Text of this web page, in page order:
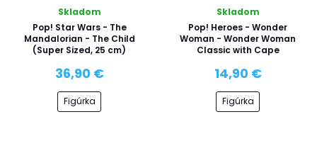
Skladom
Pop! Star Wars - The
Mandalorian - The Child
(Super Sized, 25 cm)
36,90 €
Figúrka
Skladom
Pop! Heroes - Wonder
Woman - Wonder Woman
Classic with Cape
14,90 €
Figúrka